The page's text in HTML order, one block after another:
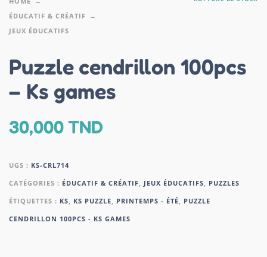
ÉDUCATIF & CRÉATIF
JEUX ÉDUCATIFS
Puzzle cendrillon 100pcs
– Ks games
30,000TND
UGS : KS-CRL714
CATÉGORIES : ÉDUCATIF & CRÉATIF JEUX ÉDUCATIFS
PUZZLES
ÉTIQUETTES : KS KS PUZZLE PRINTEMPS - ÉTÉ
PUZZLE
CENDRILLON 100PCS - KS GAMES